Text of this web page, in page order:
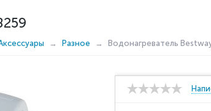
Разное Водонагреватель